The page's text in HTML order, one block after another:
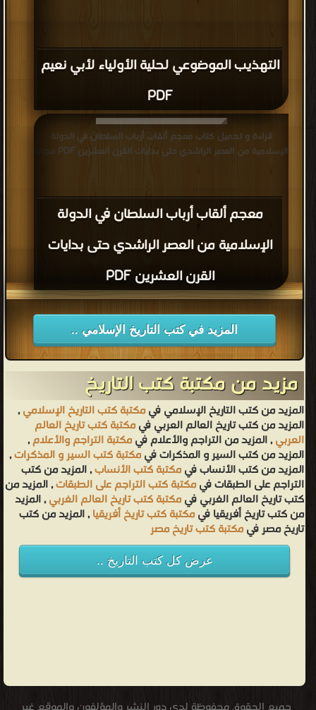
التهذيب الموضوعي لحلية الأولياء لأبي نعيم
PDF
معجم ألقاب أرباب السلطان في الدولة
الإسلامية من العصر الراشدي حتى بدايات
القرن العشرين PDF
قراءة و تحميل كتاب معجم ألقاب أرباب السلطان في الدولة
الإسلامية من العصر الراشدي حتى بدايات القرن العشرين PDF مجانا
المزيد في كتب التاريخ الإسلامي ..
مزيد من مكتبة كتب التاريخ
المزيد من كتب التاريخ الإسلامي فيمكتبة كتب التاريخ الإسلامي,
المزيد من كتب تاريخ العالم العربي فيمكتبة كتب تاريخ العالم
العربي, المزيد من التراجم والأعلام فيمكتبة التراجم والأعلام,
المزيد من كتب السير و المذكرات فيمكتبة كتب السير و المذكرات,
المزيد من كتب الأنساب فيمكتبة كتب الأنساب, المزيد من كتب
التراجم على الطبقات فيمكتبة كتب التراجم على الطبقات, المزيد من
كتب تاريخ العالم الغربي فيمكتبة كتب تاريخ العالم الغربي, المزيد
من كتب تاريخ أفريقيا فيمكتبة كتب تاريخ أفريقيا, المزيد من كتب
تاريخ مصر فيمكتبة كتب تاريخ مصر
عرض كل كتب التاريخ ..